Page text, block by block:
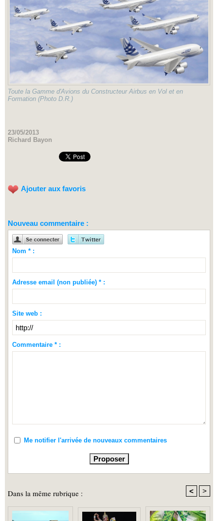
Toute la Gamme d'Avions du Constructeur Airbus en Vol et en
Formation (Photo D.R.)
23/05/2013
Richard Bayon
Ajouter aux favoris
Nouveau commentaire :
Nom * :
Adresse email (non publiée) * :
Site web :
Commentaire * :
Me notifier l'arrivée de nouveaux commentaires
Dans la même rubrique : < >